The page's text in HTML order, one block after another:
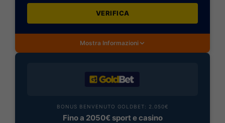
VERIFICA
Mostra Informazioni
BONUS BENVENUTO GOLDBET: 2.050€
Fino a 2050€ sport e casino